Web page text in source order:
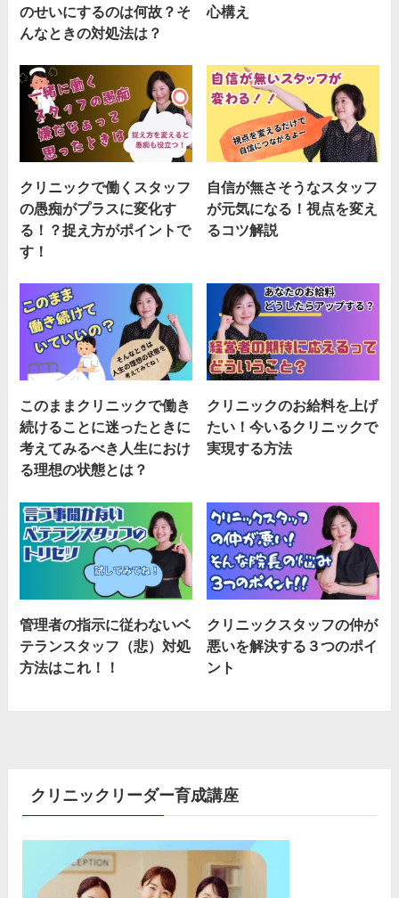
のせいにするのは何故？そ
んなときの対処法は？
心構え
クリニックで働くスタッフ
の愚痴がプラスに変化す
る！？捉え方がポイントで
す！
自信が無さそうなスタッフ
が元気になる！視点を変え
るコツ解説
このままクリニックで働き
続けることに迷ったときに
考えてみるべき人生におけ
る理想の状態とは？
クリニックのお給料を上げ
たい！今いるクリニックで
実現する方法
管理者の指示に従わないベ
テランスタッフ（悲）対処
方法はこれ！！
クリニックスタッフの仲が
悪いを解決する３つのポイ
ント
クリニックリーダー育成講座